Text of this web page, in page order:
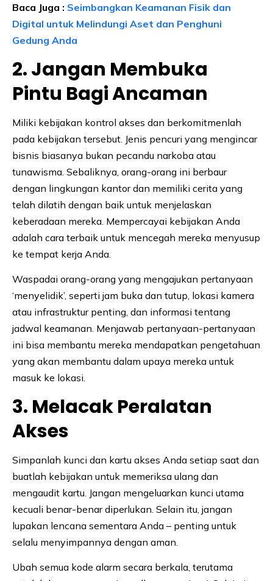
Baca Juga : Seimbangkan Keamanan Fisik dan
Digital untuk Melindungi Aset dan Penghuni
Gedung Anda
2. Jangan Membuka
Pintu Bagi Ancaman
Miliki kebijakan kontrol akses dan berkomitmenlah
pada kebijakan tersebut. Jenis pencuri yang mengincar
bisnis biasanya bukan pecandu narkoba atau
tunawisma. Sebaliknya, orang-orang ini berbaur
dengan lingkungan kantor dan memiliki cerita yang
telah dilatih dengan baik untuk menjelaskan
keberadaan mereka. Mempercayai kebijakan Anda
adalah cara terbaik untuk mencegah mereka menyusup
ke tempat kerja Anda.
Waspadai orang-orang yang mengajukan pertanyaan
‘menyelidik’, seperti jam buka dan tutup, lokasi kamera
atau infrastruktur penting, dan informasi tentang
jadwal keamanan. Menjawab pertanyaan-pertanyaan
ini bisa membantu mereka mendapatkan pengetahuan
yang akan membantu dalam upaya mereka untuk
masuk ke lokasi.
3. Melacak Peralatan
Akses
Simpanlah kunci dan kartu akses Anda setiap saat dan
buatlah kebijakan untuk memeriksa ulang dan
mengaudit kartu. Jangan mengeluarkan kunci utama
kecuali benar-benar diperlukan. Selain itu, jangan
lupakan lencana sementara Anda – penting untuk
selalu menyimpannya dengan aman.
Ubah semua kode alarm secara berkala, terutama